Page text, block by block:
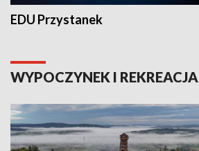
EDU Przystanek
WYPOCZYNEK I REKREACJA